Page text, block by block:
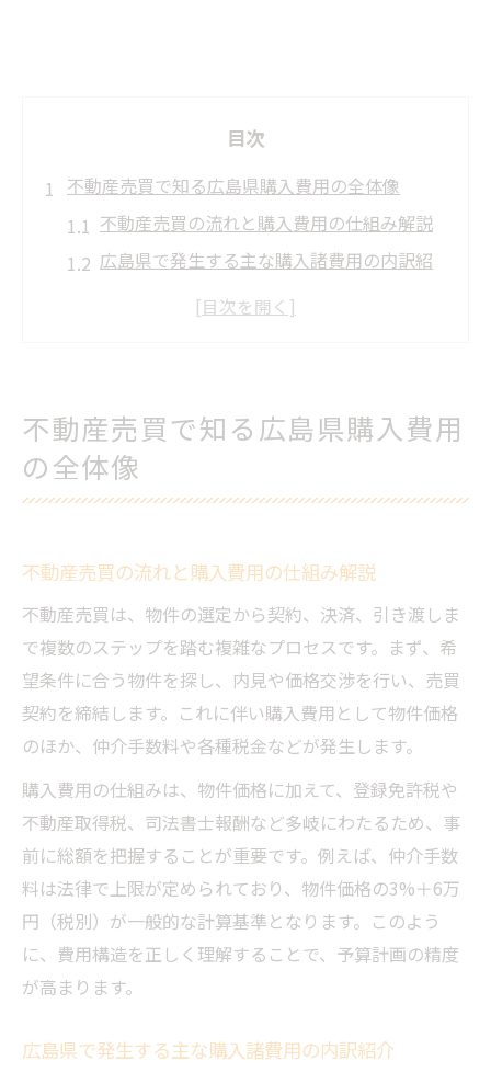
目次
不動産売買で知る広島県購入費用の全体像
不動産売買の流れと購入費用の仕組み解説
広島県で発生する主な購入諸費用の内訳紹
広島県内の土地価格推移と安全性に注目
広島県の土地価格推移を不動産売買視点で
解説
把握
不動産売買に役立つエリア別価格ランキン
グ
土地価格推移と将来の資産価値の関係に注
目
安全性重視の土地選びと不動産売買の重要
性
諸費用を抑える広島県の購入時ポイント
不動産売買で諸費用を抑える交渉ポイント
広島県不動産取得税の軽減措置活用法とは
購入時に見落としがちな費用と対策ポイン
ト
不動産売買の諸費用比較で賢く選ぶコツ
不動産売買で知る広島県購入費用
の全体像
不動産売買の流れと購入費用の仕組み解説
不動産売買は、物件の選定から契約、決済、引き渡しま
で複数のステップを踏む複雑なプロセスです。まず、希
望条件に合う物件を探し、内見や価格交渉を行い、売買
契約を締結します。これに伴い購入費用として物件価格
のほか、仲介手数料や各種税金などが発生します。
購入費用の仕組みは、物件価格に加えて、登録免許税や
不動産取得税、司法書士報酬など多岐にわたるため、事
前に総額を把握することが重要です。例えば、仲介手数
料は法律で上限が定められており、物件価格の3%＋6万
円（税別）が一般的な計算基準となります。このよう
に、費用構造を正しく理解することで、予算計画の精度
が高まります。
広島県で発生する主な購入諸費用の内訳紹介